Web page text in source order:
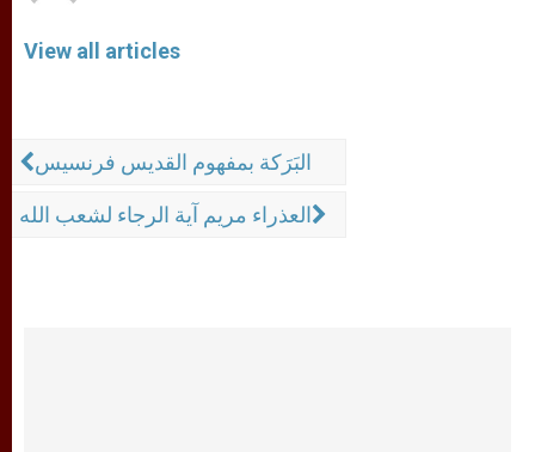
View all articles
البَرَكة بمفهوم القديس فرنسيس
العذراء مريم آية الرجاء لشعب الله